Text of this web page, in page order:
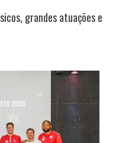
grandes atuações e